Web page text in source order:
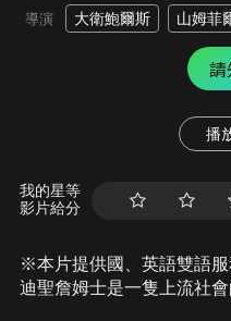
導演 大衛鮑爾斯 山姆菲
請
播
我的星等
影片給分
※本片提供國、英語雙語
迪聖詹姆士是一隻上流社